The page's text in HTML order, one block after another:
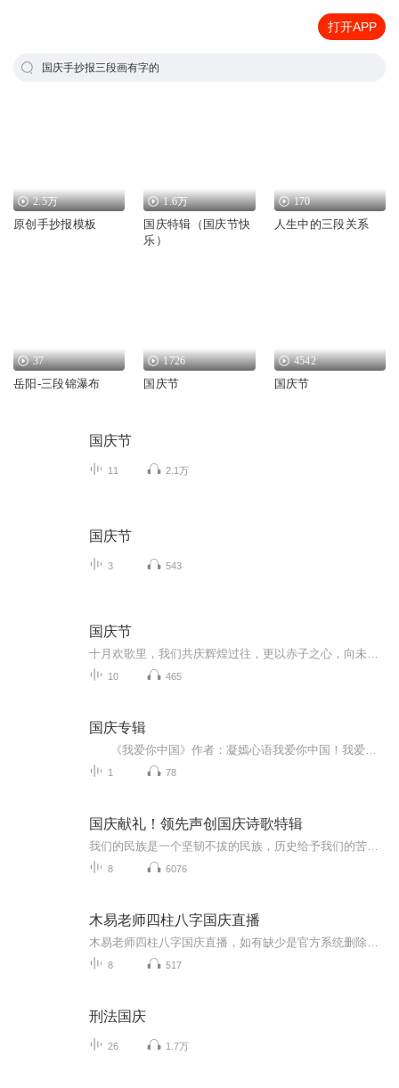
打开APP
国庆手抄报三段画有字的
2.5万
原创手抄报模板
1.6万
国庆特辑（国庆节快
乐）
170
人生中的三段关系
37
岳阳-三段锦瀑布
1726
国庆节
4542
国庆节
国庆节
11 2.1万
国庆节
3 543
国庆节
10 465
国庆专辑
1 78
国庆献礼！领先声创国庆诗歌特辑
8 6076
木易老师四柱八字国庆直播
8 517
刑法国庆
26 1.7万